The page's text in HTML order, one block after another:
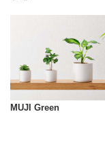
MUJI Green